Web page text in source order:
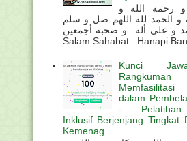
و رحمة الله و
و الحمد لله اللهم صل و سلم
و على أله و صحبه أجمعين
Salam Sahabat Hanapi Bani
Kunci
Memfasilitasi
dalam
- Pelatihan
Inklusif Berjenjang Tingkat
Kemenag